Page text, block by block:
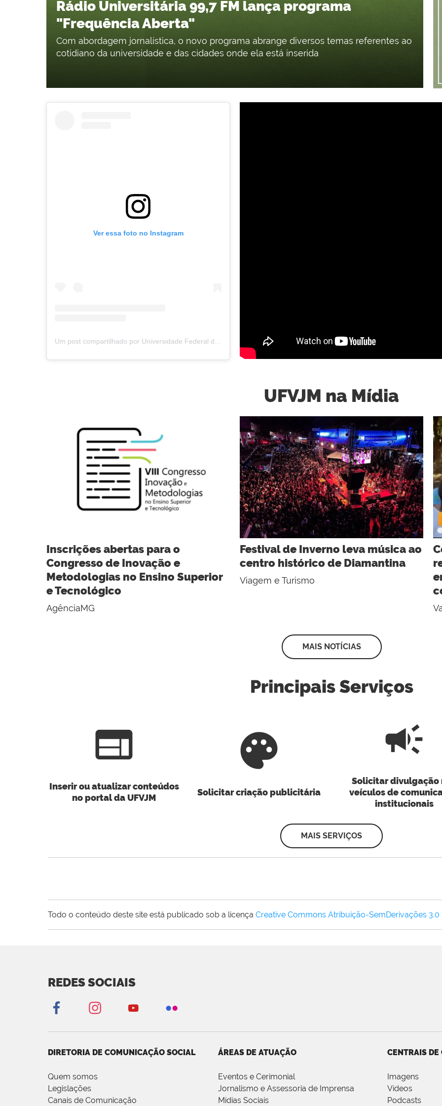
Rádio Universitária 99,7 FM lança programa
"Frequência Aberta"
Com abordagem jornalística, o novo programa abrange diversos temas referentes ao
cotidiano da universidade e das cidades onde ela está inserida
Ver essa foto no Instagram
UFVJM na Mídia
Inscrições abertas para o
Congresso de Inovação e
Metodologias no Ensino Superior
e Tecnológico
AgênciaMG
Festival de Inverno leva música ao
centro histórico de Diamantina
Viagem e Turismo
MAIS NOTÍCIAS
Principais Serviços
web
Inserir ou atualizar conteúdos
no portal da UFVJM
palette
Solicitar criação publicitária
campaign
Solicitar divulgação
veículos de
institucionais
MAIS SERVIÇOS
Todo o conteúdo deste site está publicado sob a licença Creative Commons Atribuição-SemDerivações
REDES SOCIAIS
DIRETORIA DE COMUNICAÇÃO SOCIAL
Quem somos
Legislações
Canais de Comunicação
ÁREAS DE ATUAÇÃO
Eventos e Cerimonial
Jornalismo e Assessoria de Imprensa
Mídias Sociais
CENTRAIS DE
Imagens
Vídeos
Podcasts